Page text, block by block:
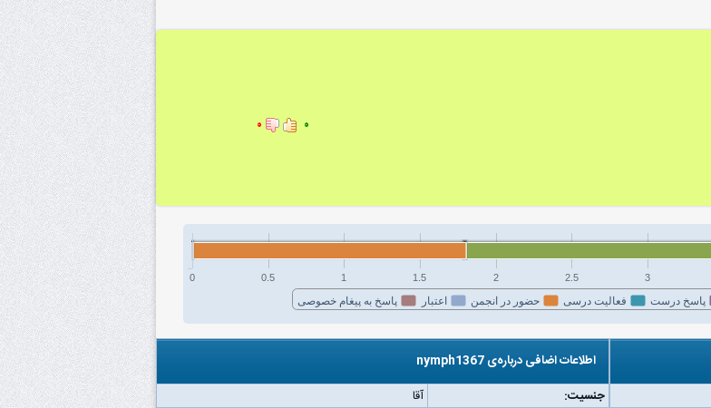
۰ ۰
پاسخ درست فعالیت درسی حضور در انجمن اعتبار پاسخ به پیغام خصوصی
0 0.5 1 1.5 2 2.5 3
اطلاعات اضافی درباره‌ی nymph1367
جنسیت:
آقا